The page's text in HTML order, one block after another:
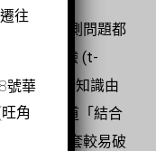
分前測後測問題都
用了T檢驗 (t-
的性健康知識由
。當中知道「結合
會令安全套較易破
往
號華
角